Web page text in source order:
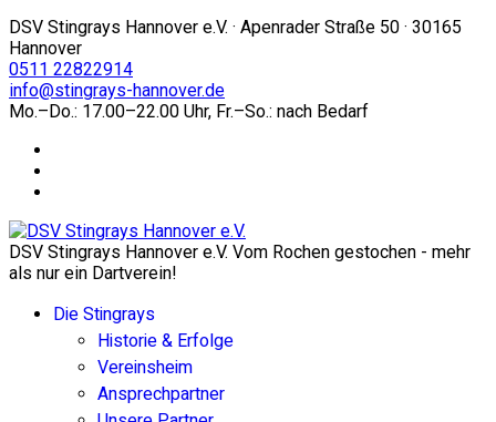
DSV Stingrays Hannover e.V. · Apenrader Straße 50 · 30165
Hannover
0511 22822914
info@stingrays-hannover.de
Mo.–Do.: 17.00–22.00 Uhr, Fr.–So.: nach Bedarf
DSV Stingrays Hannover e.V. Vom Rochen gestochen - mehr
als nur ein Dartverein!
Die Stingrays
Historie & Erfolge
Vereinsheim
Ansprechpartner